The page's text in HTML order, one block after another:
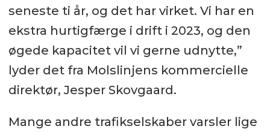
seneste ti år, og det har virket. Vi har en
ekstra hurtigfærge i drift i 2023, og den
øgede kapacitet vil vi gerne udnytte,”
lyder det fra Molslinjens kommercielle
direktør, Jesper Skovgaard.
Mange andre trafikselskaber varsler lige